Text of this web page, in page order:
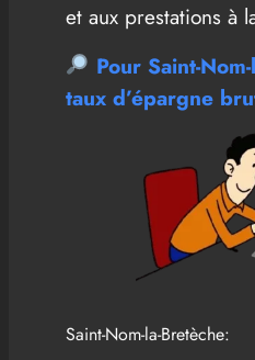
et aux prestations à
Pour Saint-
taux d’épargne
Saint-Nom-la-Bretèche: